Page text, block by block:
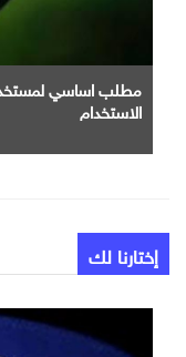
مطلب اساسي
الاستخدام
إختارنا لك